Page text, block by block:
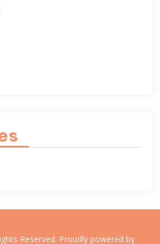
Reserved. Proudly powered by